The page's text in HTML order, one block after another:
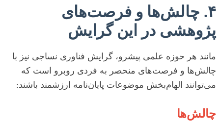
۴. چالش‌ها و فرصت‌های
پژوهشی در این گرایش
مانند هر حوزه علمی پیشرو، گرایش فناوری نساجی نیز با
چالش‌ها و فرصت‌های منحصر به فردی روبرو است که
می‌توانند الهام‌بخش موضوعات پایان‌نامه ارزشمند باشند:
چالش‌ها